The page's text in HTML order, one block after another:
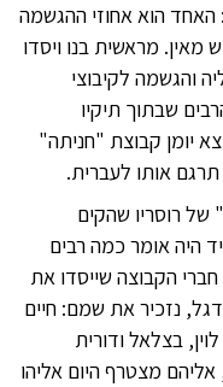
האחד הוא אחוזי ההגשמה
מאין. מראשית בנו ויסדו
והגשמה לקיבוצי
שבתוך תיקיו
יומן קבוצת "חניתה"
של רוסריו שהקים
היה אומר כמה רבים
הקבוצה שייסדו את
נזכיר את שמם: חיים
בצלאל ודורית
אליהם מצטרף היום אליהו